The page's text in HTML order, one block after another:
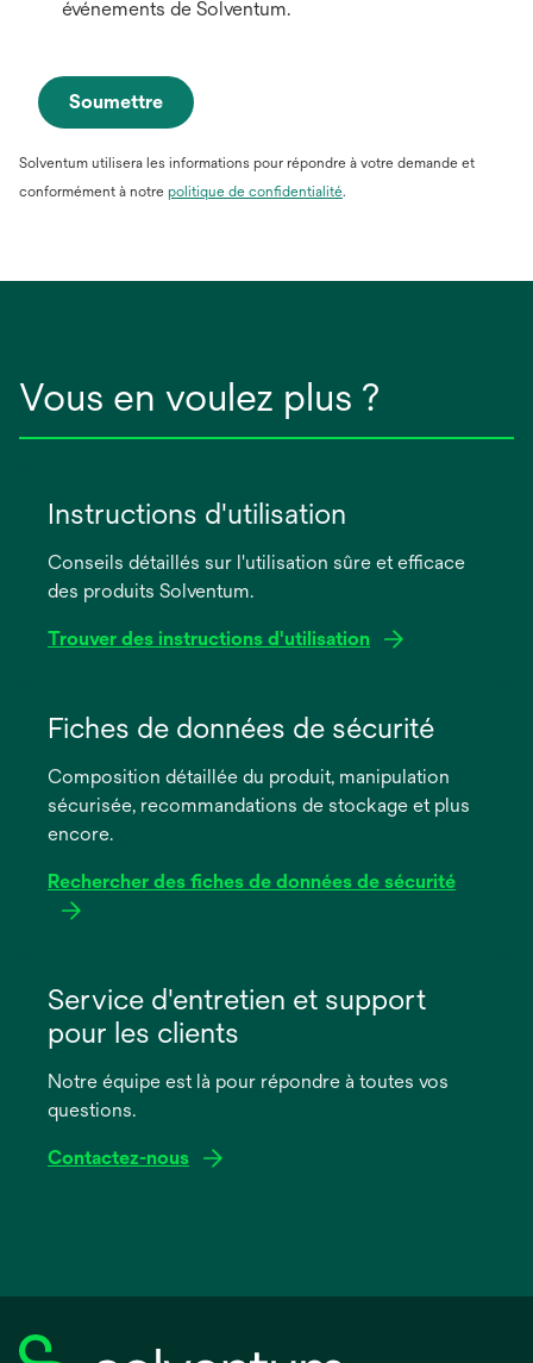
événements de Solventum.
Soumettre
Solventum utilisera les informations pour répondre à votre demande et
conformément à notre politique de confidentialité.
Vous en voulez plus ?
Instructions d'utilisation
Conseils détaillés sur l'utilisation sûre et efficace
des produits Solventum.
Trouver des instructions d'utilisation
dans
nouvel
onglet
Fiches de données de sécurité
Composition détaillée du produit, manipulation
sécurisée, recommandations de stockage et plus
encore.
Rechercher des fiches de données de sécurité
dans
nouvel
onglet
Service d'entretien et support
pour les clients
Notre équipe est là pour répondre à toutes vos
questions.
Contactez-nous